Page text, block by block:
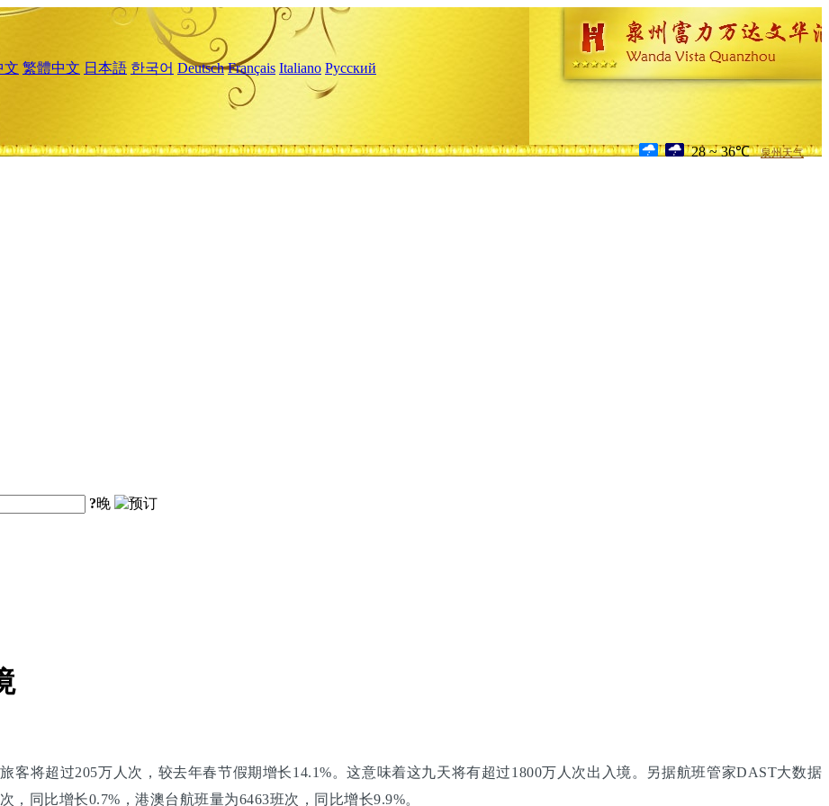
文 繁體中文 日本語 한국어 Deutsch Français Italiano Русский
28 ~ 36℃ 泉州天气
?晚
客将超过205万人次，较去年春节假期增长14.1%。这意味着这九天将有超过1800万人次出入境。另据航班管家DAST大数据
同比增长0.7%，港澳台航班量为6463班次，同比增长9.9%。